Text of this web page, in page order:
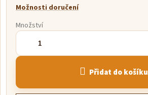
Možnosti doručení
Množství
Přidat do košíku